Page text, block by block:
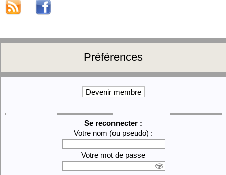
Préférences
Devenir membre
Se reconnecter :
Votre nom (ou pseudo) :
Votre mot de passe